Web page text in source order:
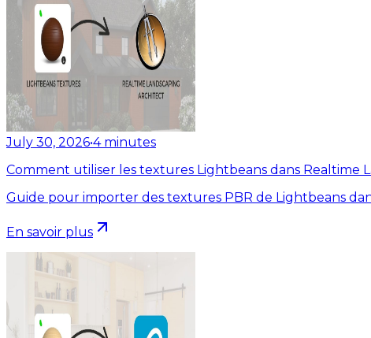
July 30, 2026•4 minutes
Comment utiliser les textures Lightbeans dans Realtime
Guide pour importer des textures PBR de Lightbeans
En savoir plus